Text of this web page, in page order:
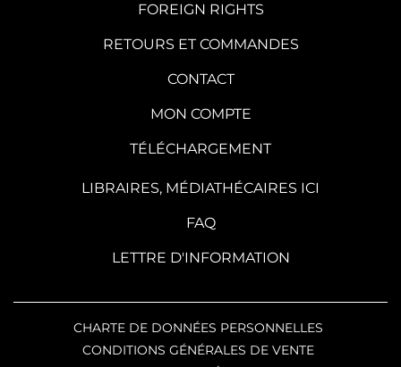
FOREIGN RIGHTS
RETOURS ET COMMANDES
CONTACT
MON COMPTE
TÉLÉCHARGEMENT
LIBRAIRES, MÉDIATHÉCAIRES ICI
FAQ
LETTRE D'INFORMATION
CHARTE DE DONNÉES PERSONNELLES
CONDITIONS GÉNÉRALES DE VENTE